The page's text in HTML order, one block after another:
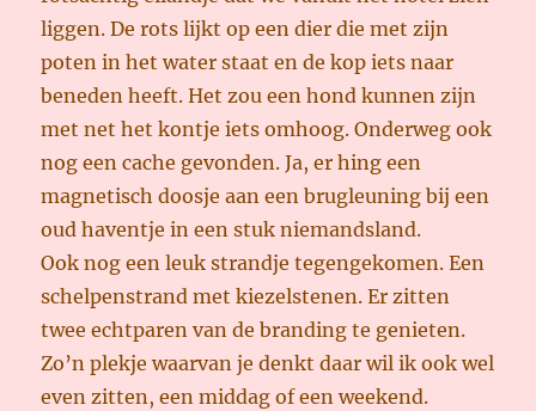
liggen. De rots lijkt op een dier die met zijn
poten in het water staat en de kop iets naar
beneden heeft. Het zou een hond kunnen zijn
met net het kontje iets omhoog. Onderweg ook
nog een cache gevonden. Ja, er hing een
magnetisch doosje aan een brugleuning bij een
oud haventje in een stuk niemandsland.
Ook nog een leuk strandje tegengekomen. Een
schelpenstrand met kiezelstenen. Er zitten
twee echtparen van de branding te genieten.
Zo’n plekje waarvan je denkt daar wil ik ook wel
even zitten, een middag of een weekend.